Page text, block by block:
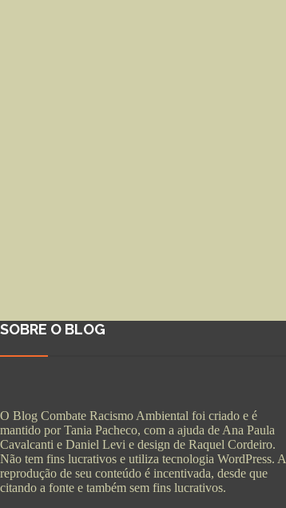
SOBRE O BLOG
O Blog Combate Racismo Ambiental foi criado e é
mantido por Tania Pacheco, com a ajuda de Ana Paula
Cavalcanti e Daniel Levi e design de Raquel Cordeiro.
Não tem fins lucrativos e utiliza tecnologia WordPress. A
reprodução de seu conteúdo é incentivada, desde que
citando a fonte e também sem fins lucrativos.